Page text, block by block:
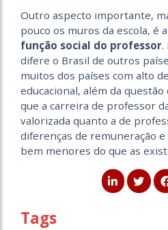
Outro aspecto importante,
pouco os muros da escola, é a
função social do professor.
difere o Brasil de outros
muitos dos países com alto
educacional, além da
que a carreira de professor
valorizada quanto a de
diferenças de remuneração
bem menores do que as
Tags